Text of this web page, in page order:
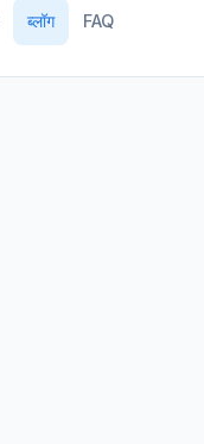
ब्लॉग FAQ